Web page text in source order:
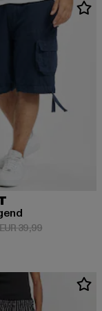
EUR 34,79
EUR 39,99Aktionspreis: